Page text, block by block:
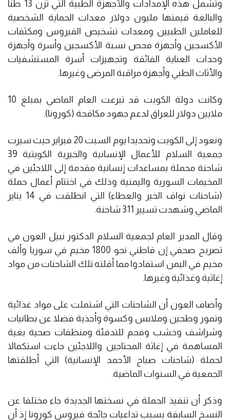
وتشمل هذه الإمدادات والأجهزة الطبية التي تزن 13 طنا
والبالغة قيمتها مليون دولار معدات الحماية الشخصية
للعاملين الطبيين ومعدات تشخيص الفيروس ومكثفات
الأكسجين وأجهزة فحص نسبة الأكسجين وأسرة وأجهزة
وحدات العناية الفائقة وتجهيزات أسرة المستشفيات
والأثاث الطبي وأجهزة مراقبة المرضى وغيرها.
وكانت دولة الكويت قد تبرعت العام الماضي بمبلغ 10
ملايين دولار للعراق لدعم جهود مكافحة (كورونا).
ونعود إلى الكويت وتحديدا يوم السبت 20 فبراير حيث سيرت
جمعية السلام للأعمال الإنسانية والخيرية الكويتية 39
شاحنة محملة بمساعدات إنسانية مقدمة إلى اللاجئين في
المخيمات السورية واليمنية وذلك في اختتام أعمال حملة
(شاحنات نواف الخير والعطاء) التي انطلقت في 14 يناير
الماضي وشهدت تسيير 311 شاحنة.
وقال المدير العام لجمعية السلام الدكتور نبيل العون في
تصريح صحفي إن قاطني نحو 1800 مخيم في سوريا وألف
مخيم في اليمن استفادوا مما أقلته تلك الشاحنات من مواد
إغاثية وغذائية وغيرها.
وأضاف العون أن الشاحنات التي اشتملت على مواد غذائية
وتمور وطحين وملابس وكسوة وأحذية فضلا عن بطانيات
وشراشف وخشب وفحم للتدفئة ومنظفات صحية بغية
المساهمة في إغاثة المحتاجين واللاجئين جاءت استكمالا
لحملة (شاحنات صباح الأحمد الإنسانية) التي أطلقتها
الجمعية في السنوات الماضية.
وذكر أن تنفيذ الحملة في نسختها الجديدة جاء مختلفا عن
النسخ السابقة بسبب تداعيات جائحة فيروس كورونا إذ أن